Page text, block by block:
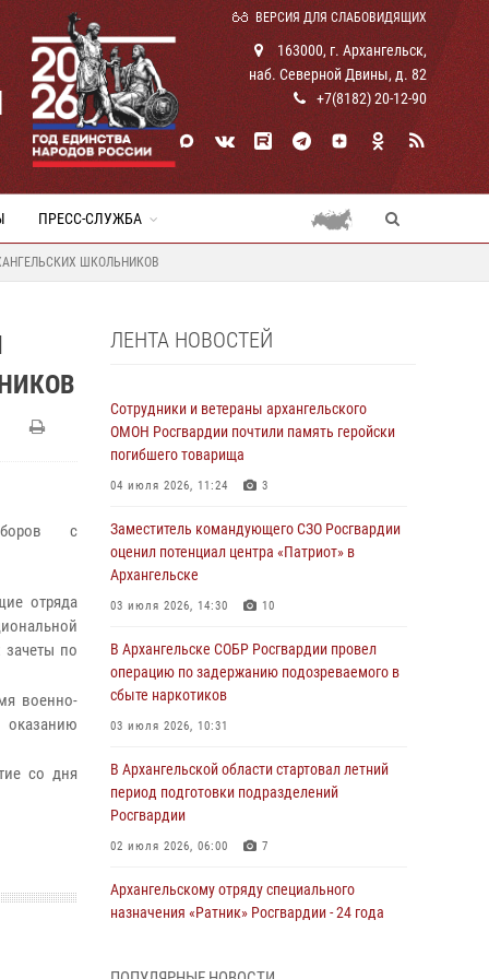
ВЕРСИЯ ДЛЯ СЛАБОВИДЯЩИХ
163000, г. Архангельск,
наб. Северной Двины, д. 82
+7(8182) 20-12-90
ПРЕСС-СЛУЖБА
ШКОЛЬНИКОВ
с
отряда
зачеты по
военно-
со дня
ЛЕНТА НОВОСТЕЙ
Сотрудники и ветераны архангельского
ОМОН Росгвардии почтили память геройски
погибшего товарища
04 июля 2026, 11:24 3
Заместитель командующего СЗО Росгвардии
оценил потенциал центра «Патриот» в
Архангельске
03 июля 2026, 14:30 10
В Архангельске СОБР Росгвардии провел
операцию по задержанию подозреваемого в
сбыте наркотиков
03 июля 2026, 10:31
В Архангельской области стартовал летний
период подготовки подразделений
Росгвардии
02 июля 2026, 06:00 7
Архангельскому отряду специального
назначения «Ратник» Росгвардии - 24 года